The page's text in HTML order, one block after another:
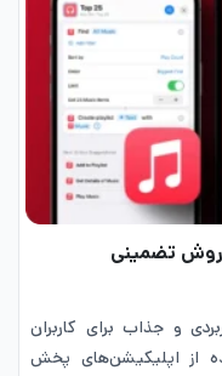
و جذاب برای کاربران
از اپلیکیشن‌های پخش